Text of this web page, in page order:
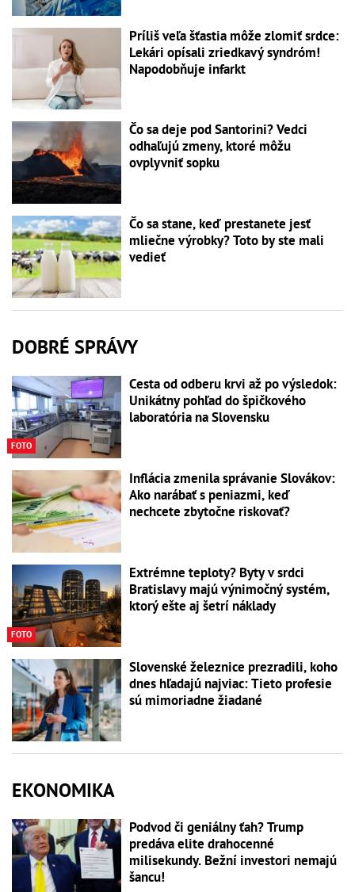
Príliš veľa šťastia môže zlomiť srdce:
Lekári opísali zriedkavý syndróm!
Napodobňuje infarkt
Čo sa deje pod Santorini? Vedci
odhaľujú zmeny, ktoré môžu
ovplyvniť sopku
Čo sa stane, keď prestanete jesť
mliečne výrobky? Toto by ste mali
vedieť
DOBRÉ SPRÁVY
FOTO
Cesta od odberu krvi až po výsledok:
Unikátny pohľad do špičkového
laboratória na Slovensku
Inflácia zmenila správanie Slovákov:
Ako narábať s peniazmi, keď
nechcete zbytočne riskovať?
FOTO
Extrémne teploty? Byty v srdci
Bratislavy majú výnimočný systém,
ktorý ešte aj šetrí náklady
Slovenské železnice prezradili, koho
dnes hľadajú najviac: Tieto profesie
sú mimoriadne žiadané
EKONOMIKA
Podvod či geniálny ťah? Trump
predáva elite drahocenné
milisekundy. Bežní investori nemajú
šancu!